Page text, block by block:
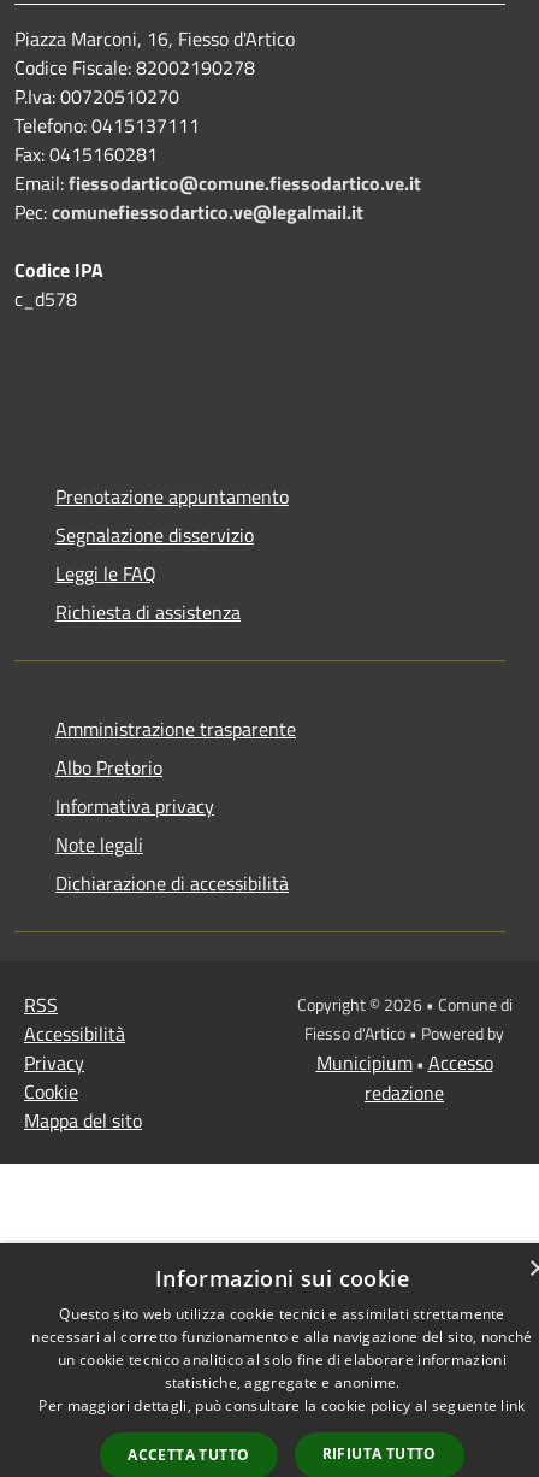
Piazza Marconi, 16, Fiesso d'Artico
Codice Fiscale: 82002190278
P.Iva: 00720510270
Telefono:0415137111
Fax:0415160281
Email:fiessodartico@comune.fiessodartico.ve.it
Pec:comunefiessodartico.ve@legalmail.it
Codice IPA
c_d578
Prenotazione appuntamento
Segnalazione disservizio
Leggi le FAQ
Richiesta di assistenza
Amministrazione trasparente
Albo Pretorio
Informativa privacy
Note legali
Dichiarazione di accessibilità
RSS
Accessibilità
Privacy
Cookie
Mappa del sito
Copyright © 2026 • Comune di
Fiesso d'Artico • Powered by
Municipium• Accesso
redazione
Informazioni sui cookie
Questo sito web utilizza cookie tecnici e assimilati strettamente
necessari al corretto funzionamento e alla navigazione del sito, nonché
un cookie tecnico analitico al solo fine di elaborare informazioni
statistiche, aggregate e anonime.
Per maggiori dettagli, può consultare la cookie policy al seguente link
ACCETTA TUTTO RIFIUTA TUTTO